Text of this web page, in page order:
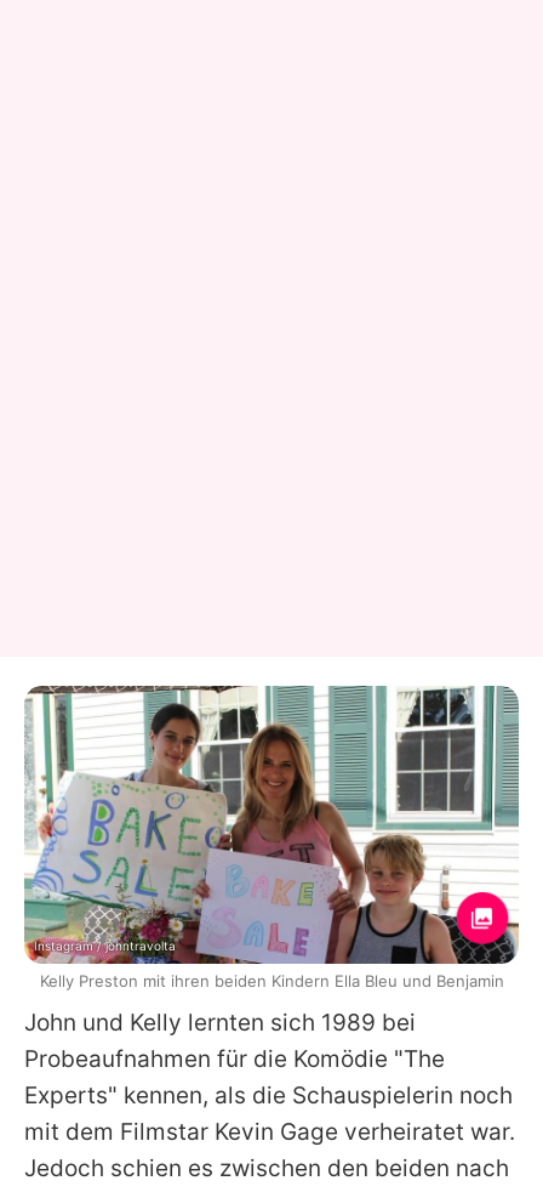
John und Kelly lernten sich 1989 bei
Probeaufnahmen für die Komödie "The
Experts" kennen, als die Schauspielerin noch
mit dem Filmstar Kevin Gage verheiratet war.
Jedoch schien es zwischen den beiden nach
Instagram / johntravolta
Kelly Preston mit ihren beiden Kindern Ella Bleu und Benjamin